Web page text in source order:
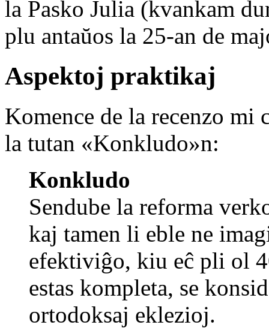
la Pasko Julia (kvankam
plu antaŭos la 25-an de
Aspektoj praktikaj
Komence de la recenzo mi
la tutan «Konkludo»n:
Konkludo
Sendube la reforma
kaj tamen li eble ne
efektiviĝo, kiu eĉ pli ol
estas kompleta, se
ortodoksaj eklezioj.